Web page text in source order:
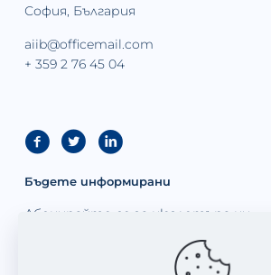
София, България
aiib@officemail.com
+ 359 2 76 45 04
Бъдете информирани
Абонирайте се за нюзлетъра ни